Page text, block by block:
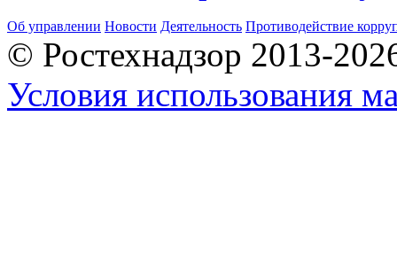
Об управлении Новости Деятельность Противодействие
© Ростехнадзор 2013-
Условия использования